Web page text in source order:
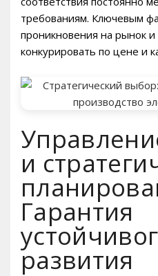
требованиям. Ключевым
проникновения на рынок и
конкурировать по цене и
и
Гарантия
развития